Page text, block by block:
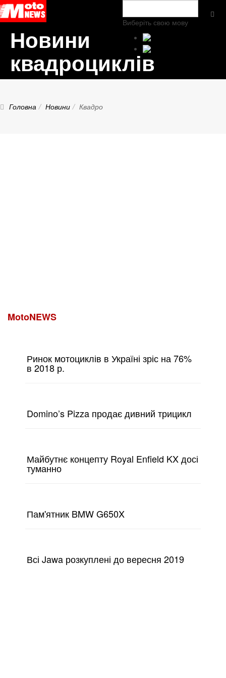
Виберіть свою мову
Новини
квадроциклів
Головна Новини Квадро
MotoNEWS
Ринок мотоциклів в Україні зріс на 76%
в 2018 р.
Domino’s Pizza продає дивний трицикл
Майбутнє концепту Royal Enfield KX досі
туманно
Пам'ятник BMW G650X
Всі Jawa розкуплені до вересня 2019